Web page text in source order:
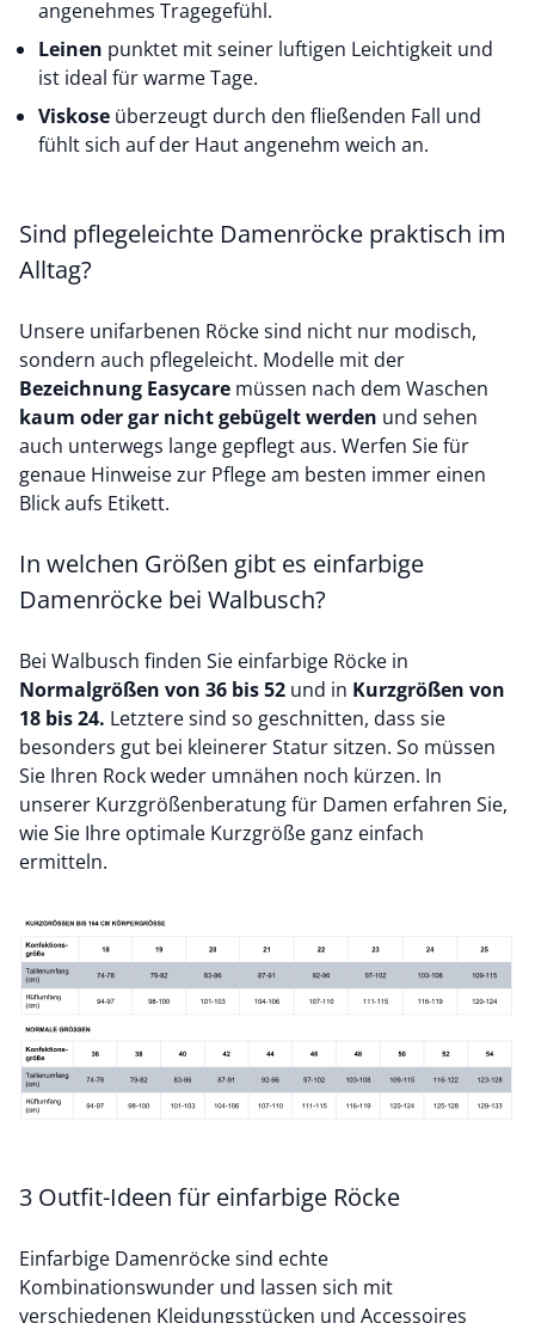
angenehmes Tragegefühl.
Leinen punktet mit seiner luftigen Leichtigkeit und
ist ideal für warme Tage.
Viskose überzeugt durch den fließenden Fall und
fühlt sich auf der Haut angenehm weich an.
Sind pflegeleichte Damenröcke praktisch im
Alltag?
Unsere unifarbenen Röcke sind nicht nur modisch,
sondern auch pflegeleicht. Modelle mit der
Bezeichnung Easycare müssen nach dem Waschen
kaum oder gar nicht gebügelt werden und sehen
auch unterwegs lange gepflegt aus. Werfen Sie für
genaue Hinweise zur Pflege am besten immer einen
Blick aufs Etikett.
In welchen Größen gibt es einfarbige
Damenröcke bei Walbusch?
Bei Walbusch finden Sie einfarbige Röcke in
Normalgrößen von 36 bis 52 und in Kurzgrößen von
18 bis 24. Letztere sind so geschnitten, dass sie
besonders gut bei kleinerer Statur sitzen. So müssen
Sie Ihren Rock weder umnähen noch kürzen. In
unserer Kurzgrößenberatung für Damen erfahren Sie,
wie Sie Ihre optimale Kurzgröße ganz einfach
ermitteln.
3 Outfit-Ideen für einfarbige Röcke
Einfarbige Damenröcke sind echte
Kombinationswunder und lassen sich mit
verschiedenen Kleidungsstücken und Accessoires